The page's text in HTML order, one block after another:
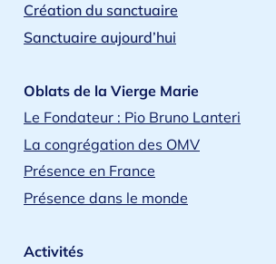
Création du sanctuaire
Sanctuaire aujourd’hui
Oblats de la Vierge Marie
Le Fondateur : Pio Bruno Lanteri
La congrégation des OMV
Présence en France
Présence dans le monde
Activités